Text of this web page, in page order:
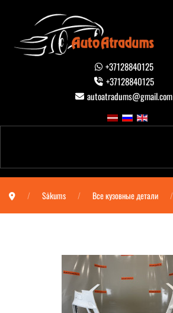
+37128840125
+37128840125
autoatradums@gmail.com
Sākums Все кузовные детали